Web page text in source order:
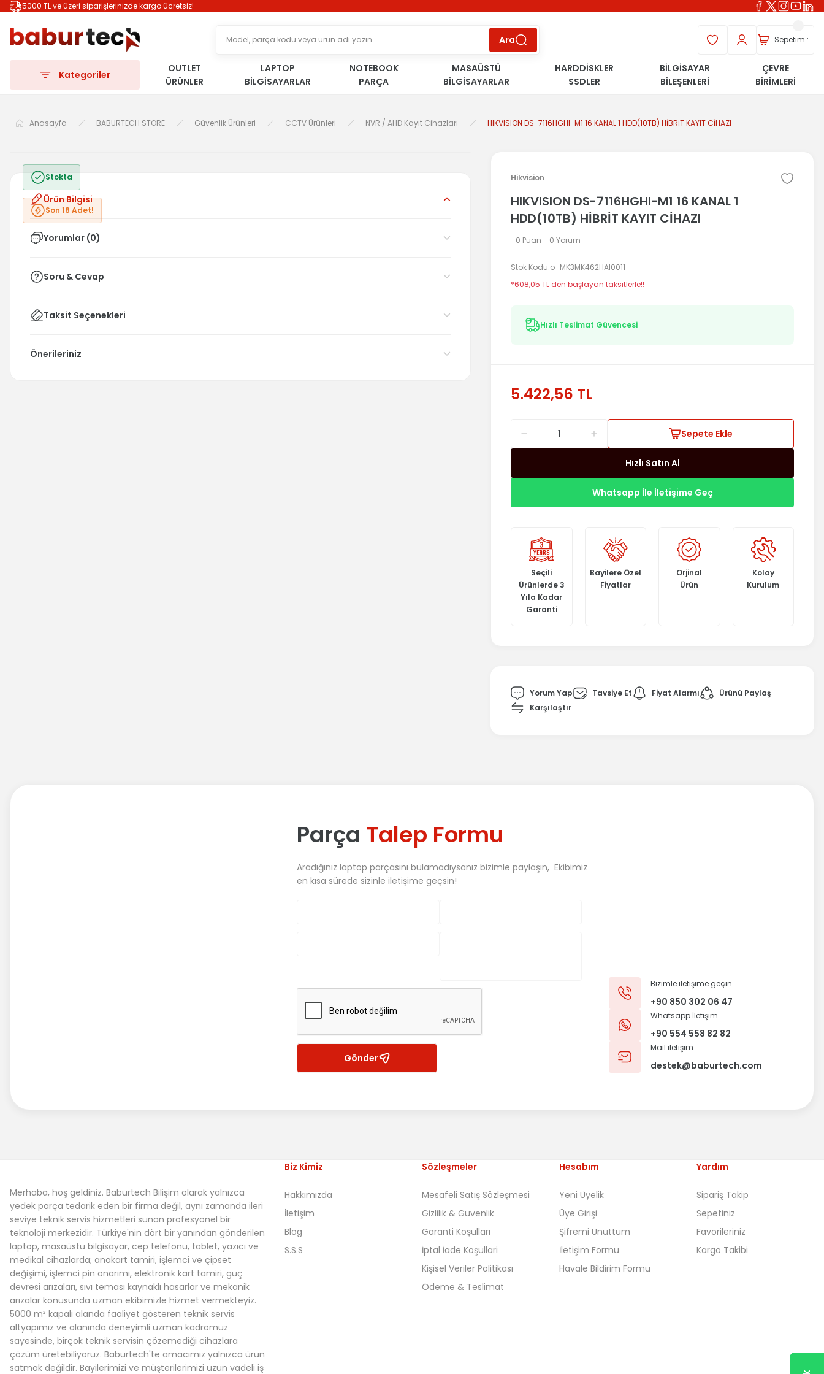
5000 TL ve üzeri siparişlerinizde kargo ücretsiz!
ÜCRETSİZ TESLİMAT İMKANIKOŞULSUZ İADE
HAKKISÜRDÜRÜLEBİLİR ÜRÜNLER
Ara Sepetim :
Kategoriler
OUTLET
ÜRÜNLER
LAPTOP
BİLGİSAYARLAR
NOTEBOOK
PARÇA
MASAÜSTÜ
BİLGİSAYARLAR
HARDDİSKLER
SSDLER
BİLGİSAYAR
BİLEŞENLERİ
ÇEVRE
BİRİMLERİ
Anasayfa BABURTECH STORE Güvenlik Ürünleri CCTV Ürünleri NVR / AHD Kayıt Cihazları HIKVISION DS-7116HGHI-M1 16 KANAL 1 HDD(10TB) HİBRİT KAYIT CİHAZI
Stokta
Son 18 Adet!
Ürün Bilgisi
Yorumlar (0)
Soru & Cevap
Taksit Seçenekleri
Önerileriniz
Hikvision
HIKVISION DS-7116HGHI-M1 16 KANAL 1
HDD(10TB) HİBRİT KAYIT CİHAZI
0 Puan - 0 Yorum
Stok Kodu o_MK3MK462HAI0011
*608,05 TL den başlayan taksitlerle!!
Hızlı Teslimat Güvencesi
5.422,56 TL
Sepete Ekle
Hızlı Satın Al
Whatsapp İle İletişime Geç
Seçili
Ürünlerde 3
Yıla Kadar
Garanti
Bayilere Özel
Fiyatlar
Orjinal
Ürün
Kolay
Kurulum
Yorum Yap Tavsiye Et Fiyat Alarmı
Ürünü Paylaş
Karşılaştır
Parça Talep Formu
Aradığınız laptop parçasını bulamadıysanız bizimle paylaşın, Ekibimiz
en kısa sürede sizinle iletişime geçsin!
Gönder
Bizimle iletişime geçin
+90 850 302 06 47
Whatsapp İletişim
+90 554 558 82 82
Mail iletişim
destek@baburtech.com
Merhaba, hoş geldiniz. Baburtech Bilişim olarak yalnızca
yedek parça tedarik eden bir firma değil, aynı zamanda ileri
seviye teknik servis hizmetleri sunan profesyonel bir
teknoloji merkezidir. Türkiye'nin dört bir yanından gönderilen
laptop, masaüstü bilgisayar, cep telefonu, tablet, yazıcı ve
medikal cihazlarda; anakart tamiri, işlemci ve çipset
değişimi, işlemci pin onarımı, elektronik kart tamiri, güç
devresi arızaları, sıvı teması kaynaklı hasarlar ve mekanik
arızalar konusunda uzman ekibimizle hizmet vermekteyiz.
5000 m² kapalı alanda faaliyet gösteren teknik servis
altyapımız ve alanında deneyimli uzman kadromuz
sayesinde, birçok teknik servisin çözemediği cihazlara
çözüm üretebiliyoruz. Baburtech'te amacımız yalnızca ürün
satmak değildir. Bayilerimizi ve müşterilerimizi uzun vadeli iş
Biz Kimiz
Hakkımızda
İletişim
Blog
S.S.S
Sözleşmeler
Mesafeli Satış Sözleşmesi
Gizlilik & Güvenlik
Garanti Koşulları
İptal İade Koşullari
Kişisel Veriler Politikası
Ödeme & Teslimat
Hesabım
Yeni Üyelik
Üye Girişi
Şifremi Unuttum
İletişim Formu
Havale Bildirim Formu
Yardım
Sipariş Takip
Sepetiniz
Favorileriniz
Kargo Takibi